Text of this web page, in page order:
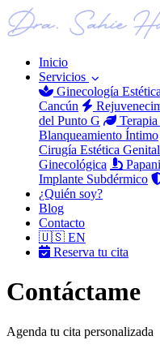
Inicio
Servicios
Ginecología
Cancún
del Punto G
Blanqueamiento Íntimo
Cirugía Estética Genital
Ginecológica
Implante Subdérmico
¿Quién soy?
Blog
Contacto
🇺🇸 EN
Reserva tu cita
Contáctame
Agenda tu cita personalizada